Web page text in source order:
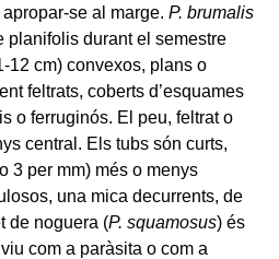
se al marge. P. brumalis
planifolis durant el semestre
12 cm) convexos, plans o
feltrats, coberts d’esquames
o ferruginós. El peu, feltrat o
central. Els tubs són curts,
3 per mm) més o menys
una mica decurrents, de
de noguera (P. squamosus) és
com a paràsita o com a